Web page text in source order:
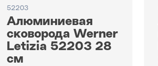
52203
Алюминиевая
сковорода Werner
Letizia 52203 28
см